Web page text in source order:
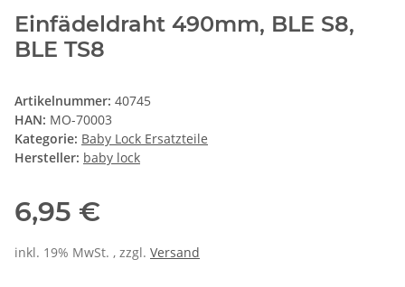
Einfädeldraht 490mm, BLE S8,
BLE TS8
Artikelnummer: 40745
HAN: MO-70003
Kategorie: Baby Lock Ersatzteile
Hersteller: baby lock
6,95 €
inkl. 19% MwSt. , zzgl. Versand